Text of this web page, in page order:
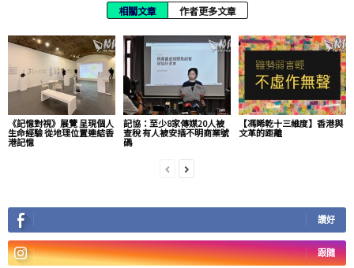
相關文章 作者更多文章
《記憶對視》展覽 呈現個人
生命經驗 從地理位置連結香
港記憶
記協：至少8家傳媒20人被
查稅 有人被安插不明商業號
碼
【馮睎乾十三維度】香港與
文革的距離
讚好
跟隨